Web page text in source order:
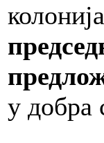
у добра